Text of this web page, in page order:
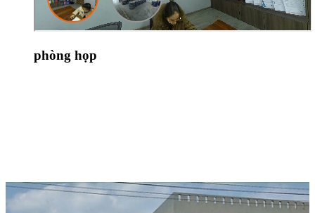
phòng họp